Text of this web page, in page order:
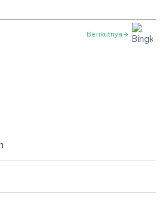
Berikutnya